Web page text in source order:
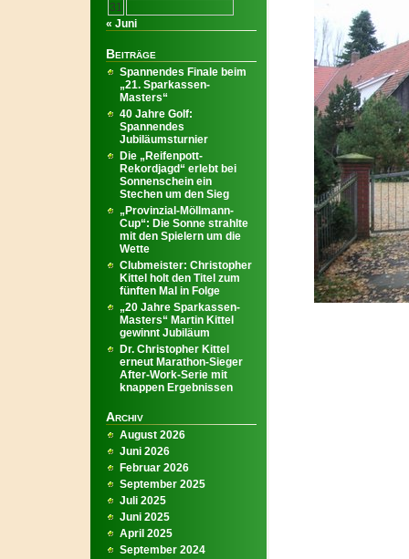
31
« Juni
Beiträge
Spannendes Finale beim
„21. Sparkassen-
Masters“
40 Jahre Golf:
Spannendes
Jubiläumsturnier
Die „Reifenpott-
Rekordjagd“ erlebt bei
Sonnenschein ein
Stechen um den Sieg
„Provinzial-Möllmann-
Cup“: Die Sonne strahlte
mit den Spielern um die
Wette
Clubmeister: Christopher
Kittel holt den Titel zum
fünften Mal in Folge
„20 Jahre Sparkassen-
Masters“ Martin Kittel
gewinnt Jubiläum
Dr. Christopher Kittel
erneut Marathon-Sieger
After-Work-Serie mit
knappen Ergebnissen
Archiv
August 2026
Juni 2026
Februar 2026
September 2025
Juli 2025
Juni 2025
April 2025
September 2024